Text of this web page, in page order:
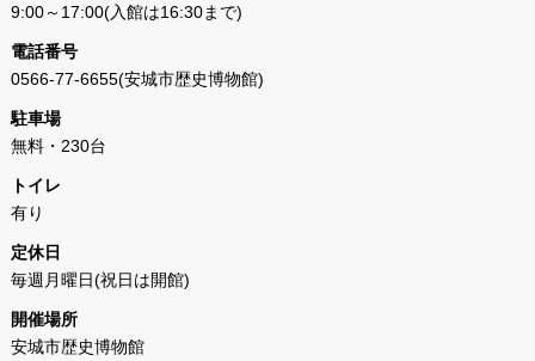
9:00～17:00(入館は16:30まで)
電話番号
0566-77-6655(安城市歴史博物館)
駐車場
無料・230台
トイレ
有り
定休日
毎週月曜日(祝日は開館)
開催場所
安城市歴史博物館